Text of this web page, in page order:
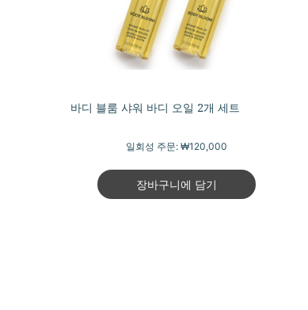
바디 블룸 샤워 바디 오일 2개 세트
일회성 주문: ₩120,000
장바구니에 담기